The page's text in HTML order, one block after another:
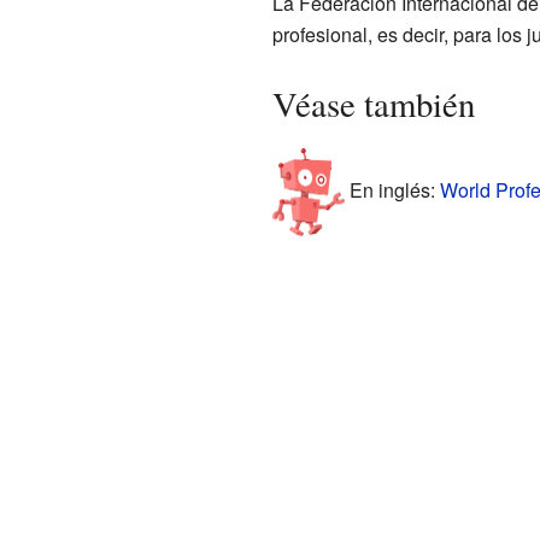
profesional, es decir, para los
Véase también
En inglés: World